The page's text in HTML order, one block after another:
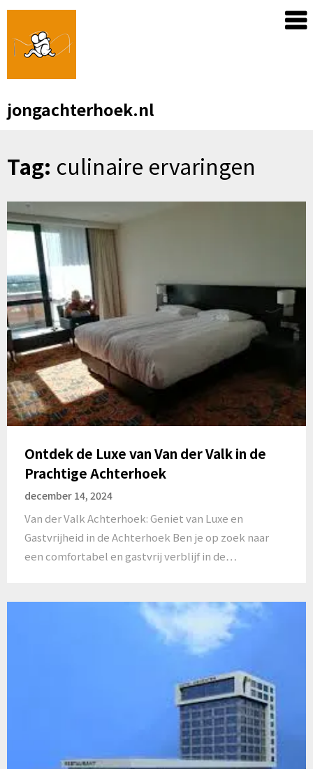
Skip
content
jongachterhoek.nl
Tag: culinaire ervaringen
Ontdek de Luxe van Van der Valk in de
Prachtige Achterhoek
december 14, 2024
Van der Valk Achterhoek: Geniet van Luxe en
Gastvrijheid in de Achterhoek Ben je op zoek naar
een comfortabel en gastvrij verblijf in de…